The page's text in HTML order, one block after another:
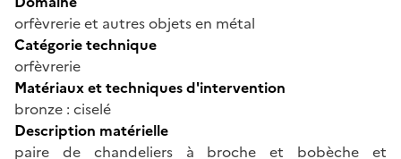
orfèvrerie et autres objets en métal
Catégorie technique
orfèvrerie
Matériaux et techniques d'intervention
bronze : ciselé
Description matérielle
paire de chandeliers à broche et bobèche et